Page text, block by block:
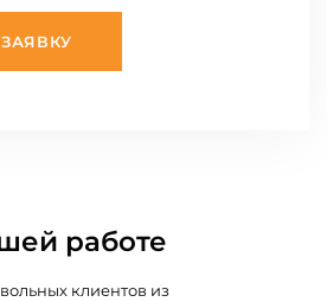
работе
клиентов из